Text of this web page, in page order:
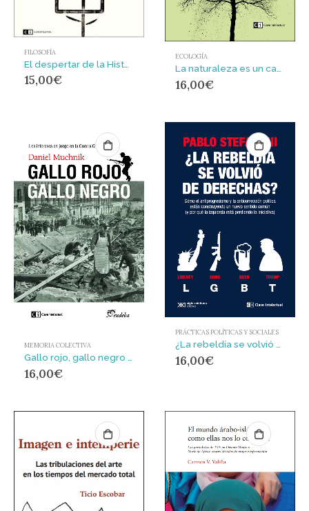
FILOSOFÍA
15,00€
ECOLOGÍA
16,00€
MEMORIA COLECTIVA
16,00€
PRÁCTICAS POLÍTICAS Y SOCIALES
16,00€